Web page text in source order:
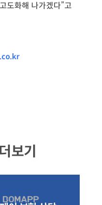
도화해 나가겠다”고
보기